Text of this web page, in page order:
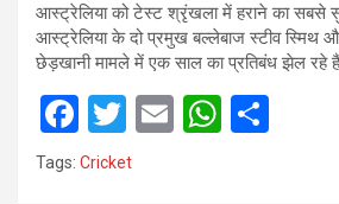
आस्ट्रेलिया को टेस्ट श्रृंखला में हराने का सबसे
आस्ट्रेलिया के दो प्रमुख बल्लेबाज स्टीव स्मिथ
छेड़खानी मामले में एक साल का प्रतिबंध झेल रहे
F
a
T
wi
E
W
Tags: Cricket